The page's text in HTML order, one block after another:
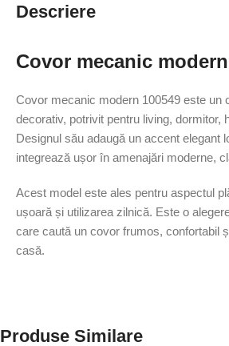
Descriere
Covor mecanic modern
Covor mecanic modern 100549 este un
decorativ, potrivit pentru living, dormitor,
Designul său adaugă un accent elegant
integrează ușor în amenajări moderne,
Acest model este ales pentru aspectul
ușoară și utilizarea zilnică. Este o
care caută un covor frumos, confortabil
casă.
Produse Similare